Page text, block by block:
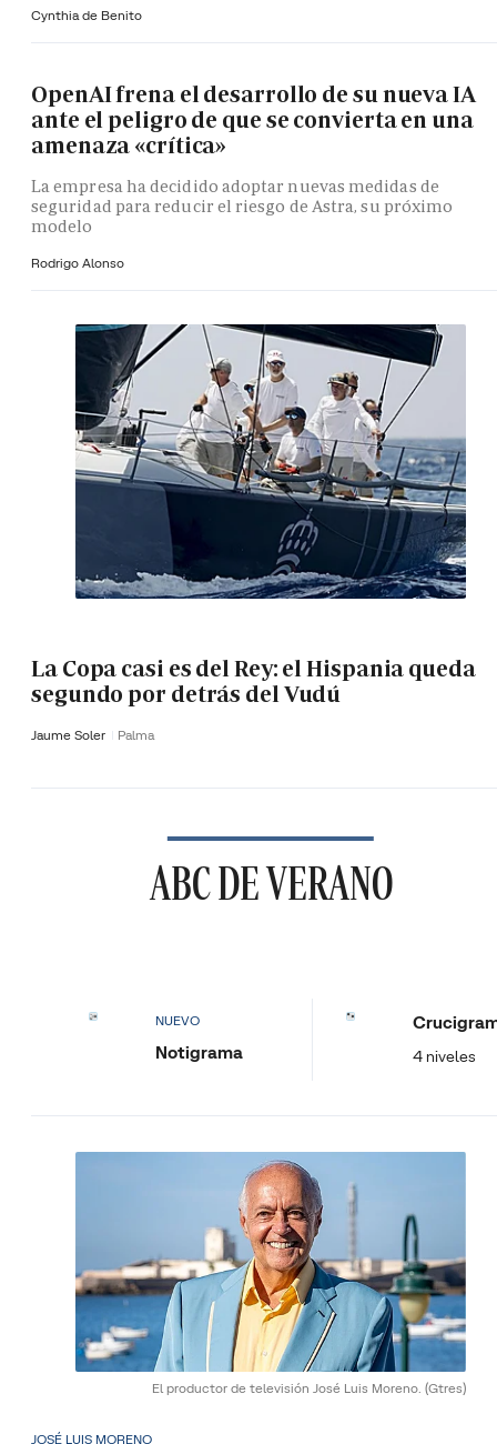
Cynthia de Benito
OpenAI frena el desarrollo de su nueva IA
ante el peligro de que se convierta en una
amenaza «crítica»
La empresa ha decidido adoptar nuevas medidas de
seguridad para reducir el riesgo de Astra, su próximo
modelo
Rodrigo Alonso
La Copa casi es del Rey: el Hispania queda
segundo por detrás del Vudú
Jaume Soler Palma
ABC DE VERANO
NUEVO
Notigrama 4 niveles
El productor de televisión José Luis Moreno. (Gtres)
JOSÉ LUIS MORENO